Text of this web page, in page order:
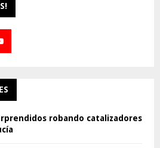
robando catalizadores